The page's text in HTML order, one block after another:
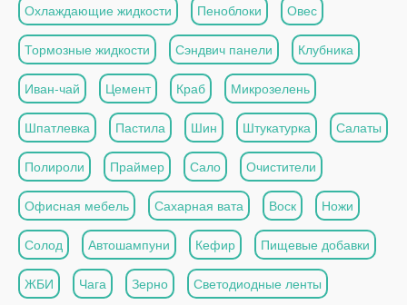
Охлаждающие жидкости Пеноблоки Овес
Тормозные жидкости Сэндвич панели Клубника
Иван-чай Цемент Краб Микрозелень
Шпатлевка Пастила Шин Штукатурка Салаты
Полироли Праймер Сало Очистители
Офисная мебель Сахарная вата Воск Ножи
Солод Автошампуни Кефир Пищевые добавки
ЖБИ Чага Зерно Светодиодные ленты